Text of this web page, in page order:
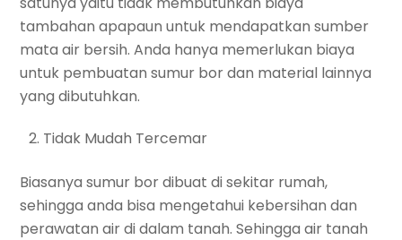
tambahan apapaun untuk mendapatkan sumber
mata air bersih. Anda hanya memerlukan biaya
untuk pembuatan sumur bor dan material lainnya
yang dibutuhkan.
Tidak Mudah Tercemar
Biasanya sumur bor dibuat di sekitar rumah,
sehingga anda bisa mengetahui kebersihan dan
perawatan air di dalam tanah. Sehingga air tanah